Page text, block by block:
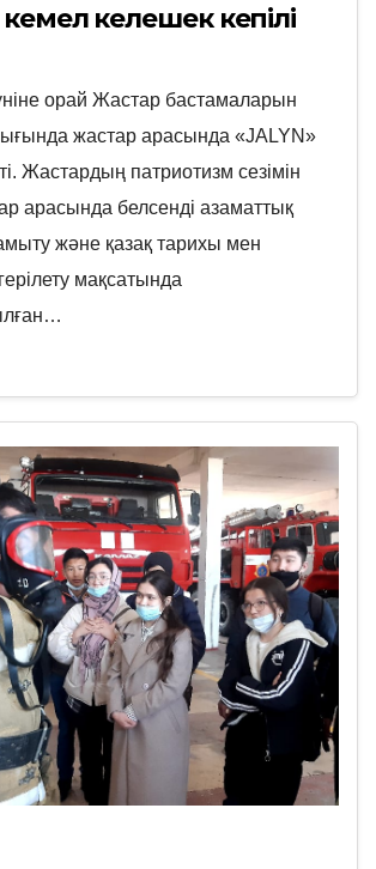
келешек кепілі
орай Жастар бастамаларын
жастар арасында «JALYN»
Жастардың патриотизм сезімін
арасында белсенді азаматтық
және қазақ тарихы мен
мақсатында